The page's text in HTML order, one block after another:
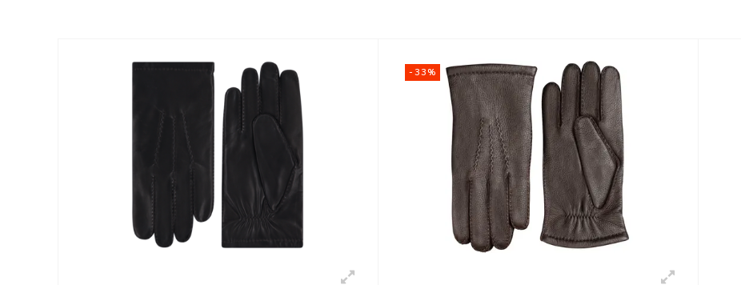
niet fijn of ik kreeg er koude handen in. Op de site van laimböck zag ik de
Colingtree handschoen met een uitgebreide informatie. Ook de op de site
aanwezige maattabel is een perfect hulpmiddel om de juiste maat van de
handschoenen te achterhalen. De op de site gegeven info en de scherpe
prijs was voor mij aanleiding deze handschoenen te bestellen. De
bestelprocedure, betaligsmogelijkheden en de de snelle levering was goed
geregeld. De handschoenen zijn gemaakt van zeer soepel leer,
passen perfect en zien er erg goed uit.
Ook de bijgeleverde onderhoudstips geeft een goed vertrouwen. Het is op
dit moment nog niet zo koud maar ik heb er alle vertrouwen in dat
Perfekte Abwicklung. Super Ware zu einem tollen Preis. Größenbestimmung
auf der Homepage war sehr
Jederzeit wieder. Vielen Dank!
-33%